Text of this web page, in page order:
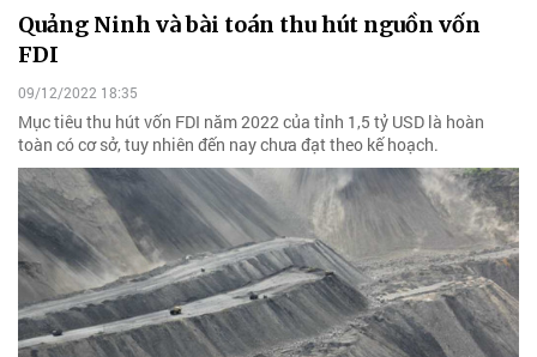
Quảng Ninh và bài toán thu hút nguồn vốn
FDI
09/12/2022 18:35
Mục tiêu thu hút vốn FDI năm 2022 của tỉnh 1,5 tỷ USD là hoàn
toàn có cơ sở, tuy nhiên đến nay chưa đạt theo kế hoạch.